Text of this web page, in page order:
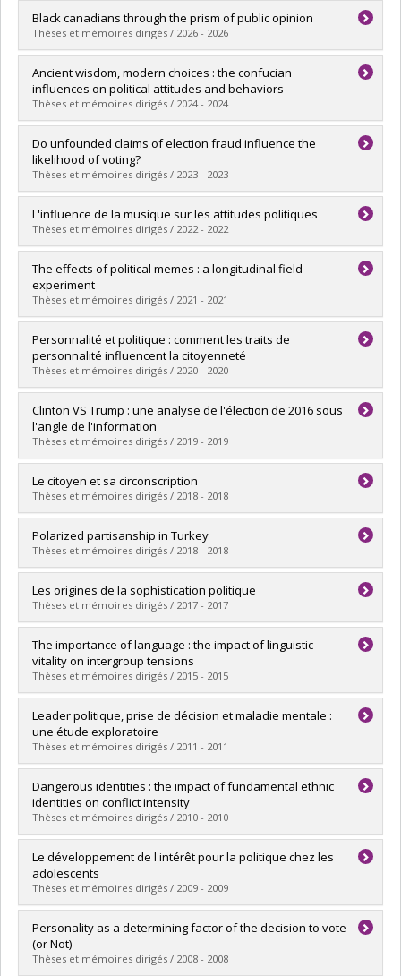
Black canadians through the prism of public opinion
Thèses et mémoires dirigés / 2026 - 2026
Graduate :Fréchet, Nadjim
Cycle :Doctoral
Grade :Ph. D.
Lien vers le document dans Papyrus
Ancient wisdom, modern choices : the confucian
influences on political attitudes and behaviors
Thèses et mémoires dirigés / 2024 - 2024
Graduate :Liang, Baowen
Cycle :Doctoral
Grade :Ph. D.
Lien vers le document dans Papyrus
Do unfounded claims of election fraud influence the
likelihood of voting?
Thèses et mémoires dirigés / 2023 - 2023
Graduate :Bordeleau, Jean-Nicolas
Cycle : Master's
Grade :M. Sc.
Lien vers le document dans Papyrus
L'influence de la musique sur les attitudes politiques
Thèses et mémoires dirigés / 2022 - 2022
Graduate :Heisbourg, Emmanuel
Cycle :Doctoral
Grade :Ph. D.
Lien vers le document dans Papyrus
The effects of political memes : a longitudinal field
experiment
Thèses et mémoires dirigés / 2021 - 2021
Graduate :Galipeau, Thomas
Cycle :Master's
Grade :M. Sc.
Lien vers le document dans Papyrus
Personnalité et politique : comment les traits de
personnalité influencent la citoyenneté
Thèses et mémoires dirigés / 2020 - 2020
Graduate :Bergeron, Thomas
Cycle : Master's
Grade :M. Sc.
Lien vers le document dans Papyrus
Clinton VS Trump : une analyse de l'élection de 2016 sous
l'angle de l'information
Thèses et mémoires dirigés / 2019 - 2019
Graduate :Latour-Levasseur, Félix-Antoine
Cycle : Master's
Grade :M. Sc.
Lien vers le document dans Papyrus
Le citoyen et sa circonscription
Thèses et mémoires dirigés / 2018 - 2018
Graduate :Daoust, Jean-François
Cycle : Doctoral
Grade :Ph. D.
Lien vers le document dans Papyrus
Polarized partisanship in Turkey
Thèses et mémoires dirigés / 2018 - 2018
Graduate : Çakır, Mehmet Ali Semih
Cycle : Master's
Grade :M. Sc.
Lien vers le document dans Papyrus
Les origines de la sophistication politique
Thèses et mémoires dirigés / 2017 - 2017
Graduate :Blanchet, Alexandre
Cycle :Doctoral
Grade :Ph. D.
Lien vers le document dans Papyrus
The importance of language : the impact of linguistic
vitality on intergroup tensions
Thèses et mémoires dirigés / 2015 - 2015
Graduate :Medeiros, Mike
Cycle :Doctoral
Grade :Ph. D.
Lien vers le document dans Papyrus
Leader politique, prise de décision et maladie mentale :
une étude exploratoire
Thèses et mémoires dirigés / 2011 - 2011
Graduate :Abdul-Rahman, Isabelle
Cycle :Master's
Grade :M. Sc.
Lien vers le document dans Papyrus
Dangerous identities : the impact of fundamental ethnic
identities on conflict intensity
Thèses et mémoires dirigés / 2010 - 2010
Graduate :Medeiros, Mike
Cycle :Master's
Grade :M. Sc.
Lien vers le document dans Papyrus
Le développement de l'intérêt pour la politique chez les
adolescents
Thèses et mémoires dirigés / 2009 - 2009
Graduate : Dostie-Goulet, Eugénie
Cycle :Doctoral
Grade :Ph. D.
Personality as a determining factor of the decision to vote
(or Not)
Thèses et mémoires dirigés / 2008 - 2008